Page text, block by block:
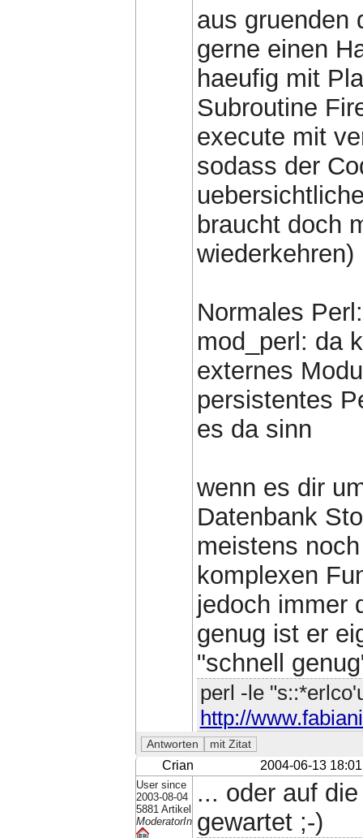
aus gruenden
gerne einen
haeufig mit
Subroutine
execute mit
sodass der
braucht doch
wiederkehren)
Normales
mod_perl: da
externes
persistentes
es da sinn
wenn es dir
Datenbank
meistens
komplexen
jedoch immer
genug ist er
"schnell
perl -le
http://
Crian 2004-06-13 18:01
User since
2003-08-04
5881 Artikel
ModeratorIn
... oder auf
gewartet ;-)